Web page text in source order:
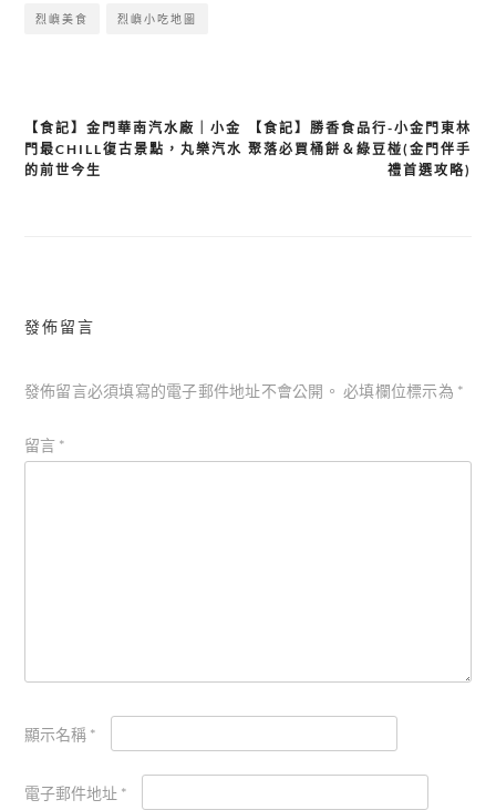
烈嶼美食 烈嶼小吃地圖
文
章
【食記】金門華南汽水廠｜小金
門最CHILL復古景點，丸樂汽水
的前世今生
【食記】勝香食品行-小金門東林
聚落必買桶餅＆綠豆椪(金門伴手
禮首選攻略)
發佈留言
發佈留言必須填寫的電子郵件地址不會公開。 必填欄位標示為 *
留言 *
顯示名稱 *
電子郵件地址 *